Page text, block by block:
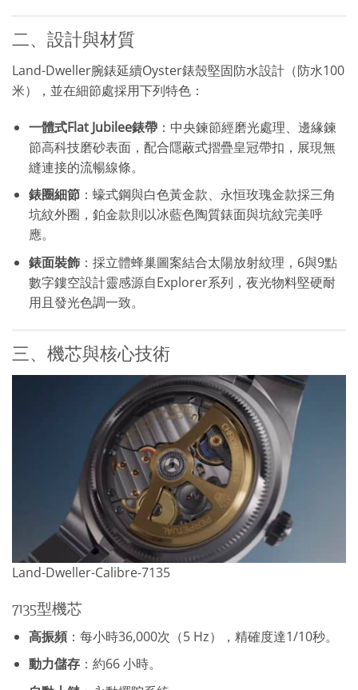
二、設計與材質
Land-Dweller腕錶延續Oyster錶殼堅固防水設計（防水100
米），並在細節處採用下列特色：
一體式Flat Jubilee錶帶：中央鍊節經磨光處理、邊緣鍊
節高科技磨砂表面，配合隱蔽式摺疊皇冠帶扣，展現無
縫連接的流暢線條。
錶圈細節：蠔式鋼與白色黃金款、永恒玫瑰金款採三角
坑紋外圈，鉑金款則以冰藍色陶質錶面與坑紋完美呼
應。
錶面裝飾：採立體蜂巢圖案結合太陽放射紋理，6與9點
數字鏤空設計靈感源自Explorer系列，夜光物料堅硬耐
用且發光色調一致。
三、機芯與核心技術
Land-Dweller-Calibre-7135
7135型機芯
高振頻：每小時36,000次（5 Hz），精確度達1/10秒。
動力儲存：約66 小時。